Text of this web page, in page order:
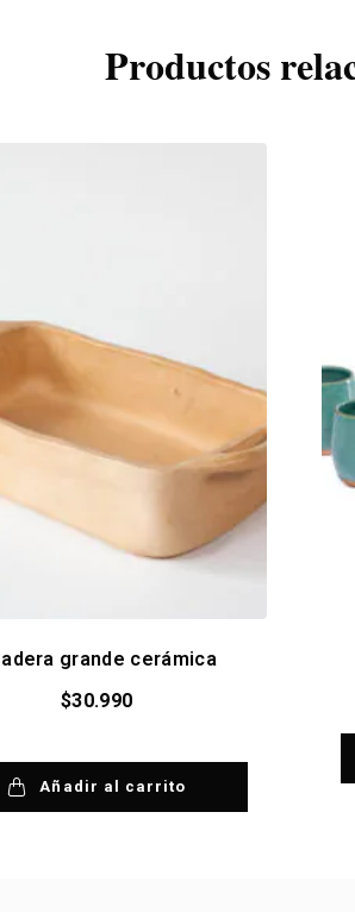
Productos
grande cerámica
$30.990
Añadir al carrito